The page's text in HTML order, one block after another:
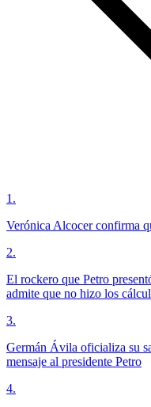
1 .
Verónica Alcocer confirma
2.
El rockero que Petro
admite que no hizo los
3.
Germán Ávila oficializa su
mensaje al presidente Petro
4.